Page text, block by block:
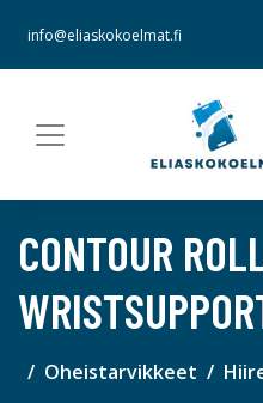
info@eliaskokoelmat.fi
CONTOUR
Oheistarvikkeet